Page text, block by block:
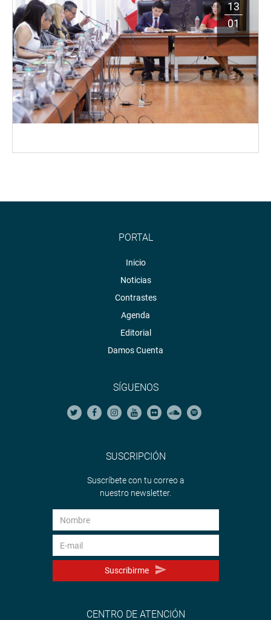
13
01
PORTAL
Inicio
Noticias
Contrastes
Agenda
Editorial
Damos Cuenta
SÍGUENOS
SUSCRIPCIÓN
Suscríbete con tu correo a
nuestro newsletter.
Suscribirme
CENTRO DE ATENCIÓN